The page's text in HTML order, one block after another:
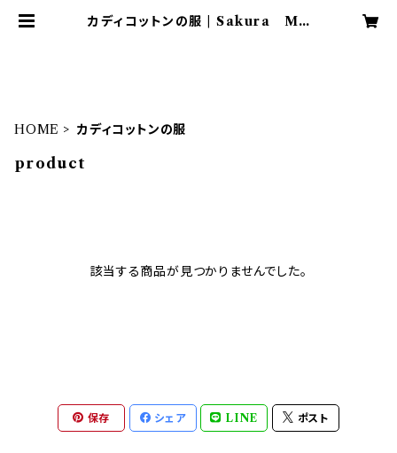
カディコットンの服 | Sakura Mo
HOME カディコットンの服
product
該当する商品が見つかりませんでした。
保存 シェア LINE ポスト